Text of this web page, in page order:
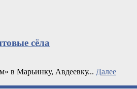
сёла
в Марьинку, Авдеевку... Далее